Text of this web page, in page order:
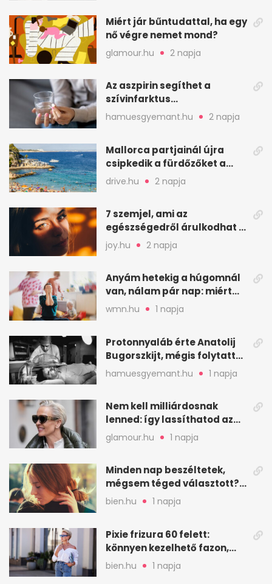
Miért jár bűntudattal, ha egy
nő végre nemet mond?
glamour.hu 2 napja
Az aszpirin segíthet a
szívinfarktus
megelőzésében, de nem
mindenkinek
hamuesgyemant.hu 2 napja
Mallorca partjainál újra
csipkedik a fürdőzőket a
halak a sekély vízben
drive.hu 2 napja
7 szemjel, ami az
egészségedről árulkodhat –
erre figyelj oda
joy.hu 2 napja
Anyám hetekig a húgomnál
van, nálam pár nap: miért
fáj ennyire?
wmn.hu 1 napja
Protonnyaláb érte Anatolij
Bugorszkijt, mégis folytatta
a munkát
hamuesgyemant.hu 1 napja
Nem kell milliárdosnak
lenned: így lassíthatod az
öregedést a biológus szerint
glamour.hu 1 napja
Minden nap beszéltetek,
mégsem téged választott?
Ez az érzelmi csapda
bien.hu 1 napja
Pixie frizura 60 felett:
könnyen kezelhető fazon,
ami karaktert ad
bien.hu 1 napja